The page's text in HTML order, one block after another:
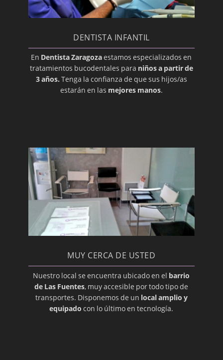
Diente Impactado
Temporomandibular
Edéntulo
Enchapado
Enfermedad periodontal
Extracción
Gíngiva (Encía)
Gingivoplastia
Glándulas Parótidas
Glándulas Submandibulares
Hiperplasia Gingival
Imágenes, Diagnóstico
Implantación, Dental
Injerto
Intraoral
DENTISTA INFANTIL
En Dentista Zaragozaestamos especializados en
tratamientos bucodentales para niños a partir de
3 años. Tenga la confianza de que sus hijos/as
estarán en las mejores manos.
MUY CERCA DE USTED
Nuestro local se encuentra ubicado en el barrio
de Las Fuentes, muy accesible por todo tipo de
transportes. Disponemos de un local amplio y
equipado con lo último en tecnología.